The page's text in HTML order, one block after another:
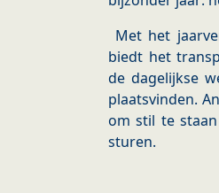
Met het
biedt het
de dagelijkse
plaatsvinden.
om stil te
sturen.